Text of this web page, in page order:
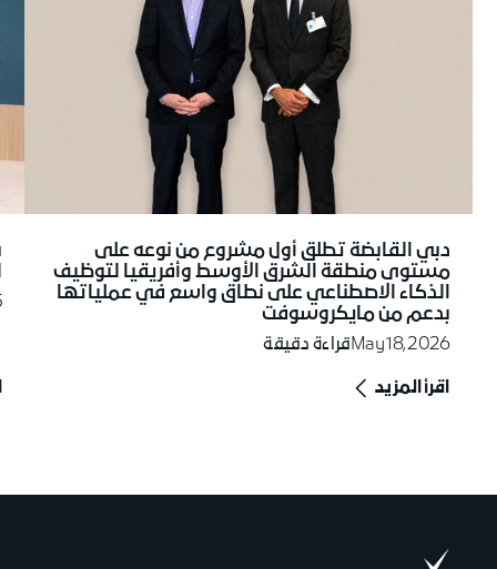
دبي القابضة تطلق أول مشروع من نوعه على
مستوى منطقة الشرق الأوسط وأفريقيا لتوظيف
الذكاء الاصطناعي على نطاق واسع في عملياتها
بدعم من مايكروسوفت
May 18, 2026قراءة دقيقة
اقرأ المزيد